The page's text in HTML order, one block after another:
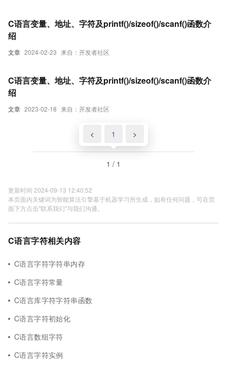
文章 2024-02-23 来自：开发者社区
C语言变量、地址、字符及printf()/sizeof()/scanf()函数介
绍
文章 2023-02-18 来自：开发者社区
C语言变量、地址、字符及printf()/sizeof()/scanf()函数介
绍
< 1 >
1 / 1
更新时间 2024-09-13 12:40:52
本页面内关键词为智能算法引擎基于机器学习所生成，如有任何问题，可在页
面下方点击"联系我们"与我们沟通。
C语言字符相关内容
C语言字符字符串内存
C语言字符常量
C语言库字符字符串函数
C语言字符初始化
C语言数组字符
C语言字符实例